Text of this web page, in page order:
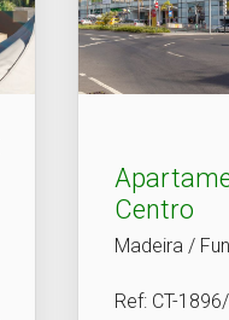
Centro
Madeira /
Ref: CT-